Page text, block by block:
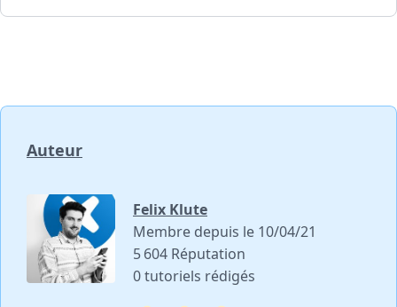
Auteur
Felix Klute
Membre depuis le 10/04/21
5 604 Réputation
0 tutoriels rédigés